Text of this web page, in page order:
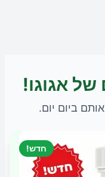
אגוגו!
ביום יום.
חדש!